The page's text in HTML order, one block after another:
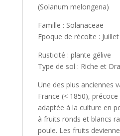
(Solanum melongena)
Famille : Solanaceae
Epoque de récolte :
Rusticité : plante gélive
Type de sol : Riche et
Une des plus anciennes
France (< 1850),
adaptée à la culture en
à fruits ronds et blancs
poule. Les fruits